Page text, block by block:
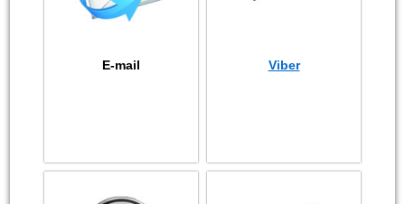
E-mail Viber